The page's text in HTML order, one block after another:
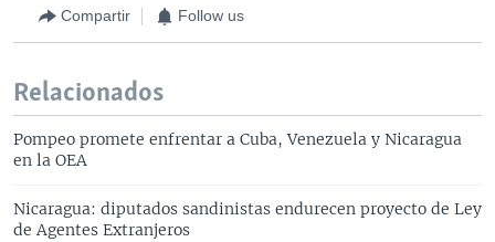
Compartir Follow us
Relacionados
Pompeo promete enfrentar a Cuba, Venezuela y Nicaragua
en la OEA
Nicaragua: diputados sandinistas endurecen proyecto de Ley
de Agentes Extranjeros